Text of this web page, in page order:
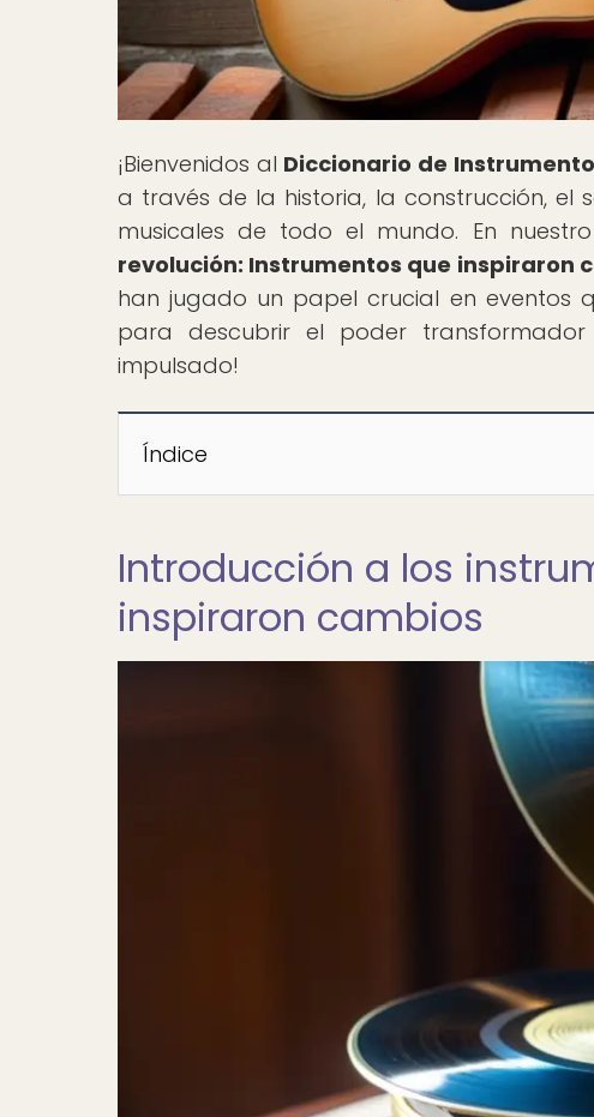
¡Bienvenidos al Diccionario de
a través de la historia, la construcción, el
musicales de todo el mundo. En
revolución: Instrumentos que inspiraron
han jugado un papel crucial en eventos
para descubrir el poder
impulsado!
Índice
Introducción a los
inspiraron cambios